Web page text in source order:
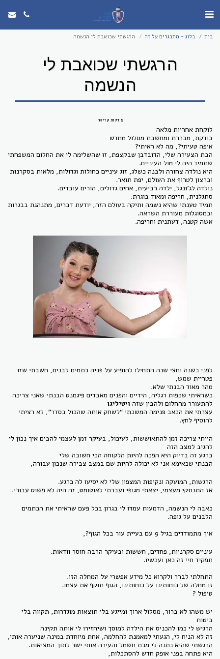
בית בלוג - מתבגרים על זה הרגשתי שכואבת לי הנשמה
הרגשתי שכואבת לי
הנשמה
5 דקות קריאה
לוקחת אחריות מלאה
בודקת, מבררת ומחשבת מסלול מחדש
איפה טעיתי?, מה לא ראיתי?
הבת הצעירה שלי, הדובדבן שבקצפת, זו שהשלימה לי את החלום המשפחתי
שתמיד היה לי מול העיניים.
היא נולדה צחורה ולבנה כשלג, זוג עיניים כחולות וגדולות, מלאות בסקרנות
וברצון לטרוף את העולם, יפת תואר.
נולדה לג’ונגל, ילדה רביעית, אחים גדולים, הורים עובדים.
סתגלנית, חריפה ומאוד בוגרת.
תמיד טענתי שהיא נשמה ותיקה בעולם הזה, יודעת דברים, מתנהגת בבגרות
ובמסוגלות מעוררת השראה.
אשה קטנה, דעתנית וחריפה.
לפני כשנה וחצי שנה התחילו להופיע על פניה כתמים לבנים, חשבתי שזו
פטריית שמש,
מהר מאוד הבנתי שלא.
כשראיתי שכפות רגליה, הידיים והפנים מאבדים פיגמנט הבנתי שאני צריכה
להתעורר מהחלום ולהבין שזה ויטיליגו
עצרתי את הכאב פנימה המשכתי “לשחק אותה שהכול בסדר”, לא רציתי
להוסיף לחץ.
הייתי צריכה זמן להתאוששות, לעיכול, בעיקר זמן לעצמי להבים איך נכון לי
להגיב למצב הזה
ברגע זה בדיוק היא הפכה להיות הלקוחה הכי חשובה שלי
הבנתי שכאימא אני לא יכולה להיות שם במצב צבירה שנכון עבורה,
הרגשות, המועקה ונקיפות המצפון שלי לא יסיעו לה כרגע.
אז התנתקי מעצמי, יצאתי מגופי ועברתי לאוטומט, זה היה לא פשוט עבורי.
כאבה לי הנשמה, הדמעות עמדו לי בגרון בכל פעם שראיתי את הכתמים
הלבנים על גופה.
איך מתמודדים בגיל 9 עם בעיית עור בכל הגוף?,
עיניים סקרניות, פחדים, חששות ובעיקר הרבה חוסר וודאות.
תפקיד חיי זה כאן ועכשיו.
התחלתי לברר ולקרוא כל מידע אפשרי על המחלה הזו.
זו מחלה של כוחותינו על כוחותינו, הגוף תוקף את עצמו.
טיפול ?
יש משהו לא ברור, מסלול ארוך ומייגע בלי תוצאות מוגדרות, תקווה בלי
ביטוח
הרגיש לי כמו להכניס את הילדה למוסך ושיחזירו לי אותה תקינה
זה לא הניח לי, הגעתי למאמנת להחלמה, אחת מיוחדת במינה שניערה אותי,
הרגשתי שהיא נתנה לי מכת חשמל והעירה אותי ישר לתוך המציאות.
היא פתחה בפני אופק חדש להסתכלות,